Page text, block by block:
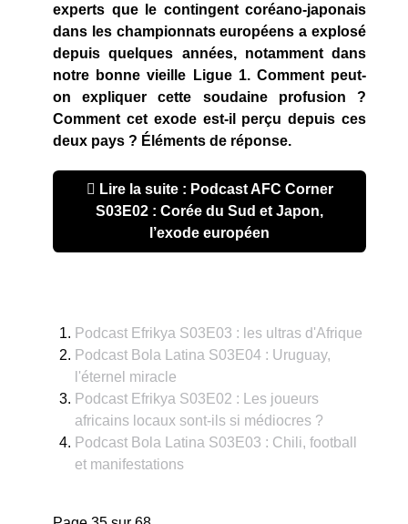
experts que le contingent coréano-japonais
dans les championnats européens a explosé
depuis quelques années, notamment dans
notre bonne vieille Ligue 1. Comment peut-
on expliquer cette soudaine profusion ?
Comment cet exode est-il perçu depuis ces
deux pays ? Éléments de réponse.
Lire la suite : Podcast AFC Corner
S03E02 : Corée du Sud et Japon,
l’exode européen
Podcast Efrikya S03E03 : les ultras d'Afrique
Podcast Bola Latina S03E04 : Uruguay,
l'éternel miracle
Podcast Efrikya S03E02 : Les joueurs
africains locaux sont-ils si médiocres ?
Podcast Bola Latina S03E03 : Chili, football
et manifestations